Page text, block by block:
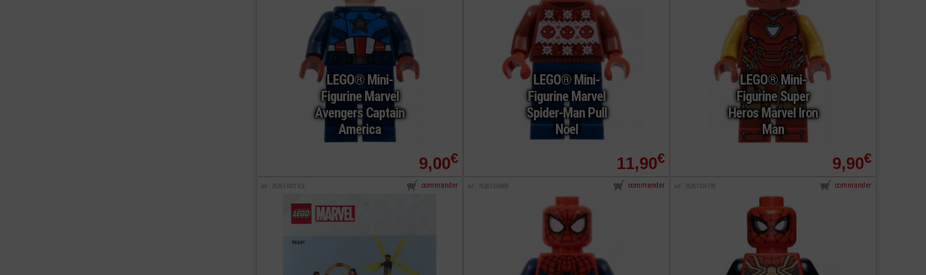
LEGO® Mini-
Figurine Marvel
Avengers Captain
America
9,00€
LEGO® Mini-
Figurine Marvel
Spider-Man Pull
Noel
11,90€
LEGO® Mini-
Figurine Super
Heros Marvel Iron
Man
9,90€
ref : 76261-NOTICE commander ref : 76261-SH889 commander ref : 76261-SH778 commander